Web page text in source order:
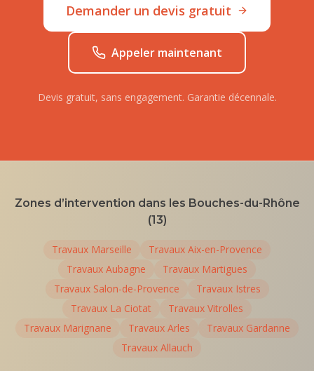
Demander un devis gratuit
Appeler maintenant
Devis gratuit, sans engagement. Garantie décennale.
Zones d’intervention dans les Bouches-du-Rhône
(13)
Travaux Marseille Travaux Aix-en-Provence
Travaux Aubagne Travaux Martigues
Travaux Salon-de-Provence Travaux Istres
Travaux La Ciotat Travaux Vitrolles
Travaux Marignane Travaux Arles Travaux Gardanne
Travaux Allauch